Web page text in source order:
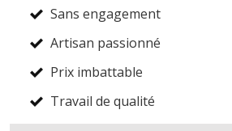
Sans engagement
Artisan passionné
Prix imbattable
Travail de qualité